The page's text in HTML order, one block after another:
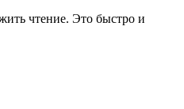
чтение. Это быстро и